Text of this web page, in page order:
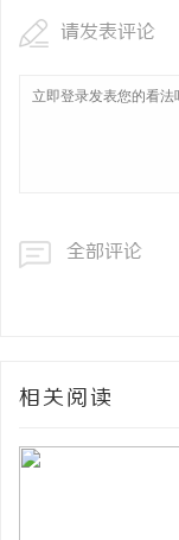
请发表评论
全部评论
相关阅读